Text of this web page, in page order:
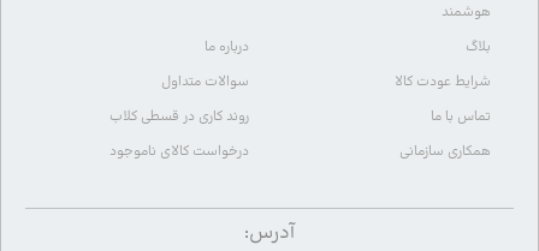
هوشمند
بلاگ
درباره ما
شرایط عودت کالا
سوالات متداول
تماس با ما
روند کاری در قسطی کلاب
همکاری سازمانی
درخواست کالای ناموجود
آدرس: